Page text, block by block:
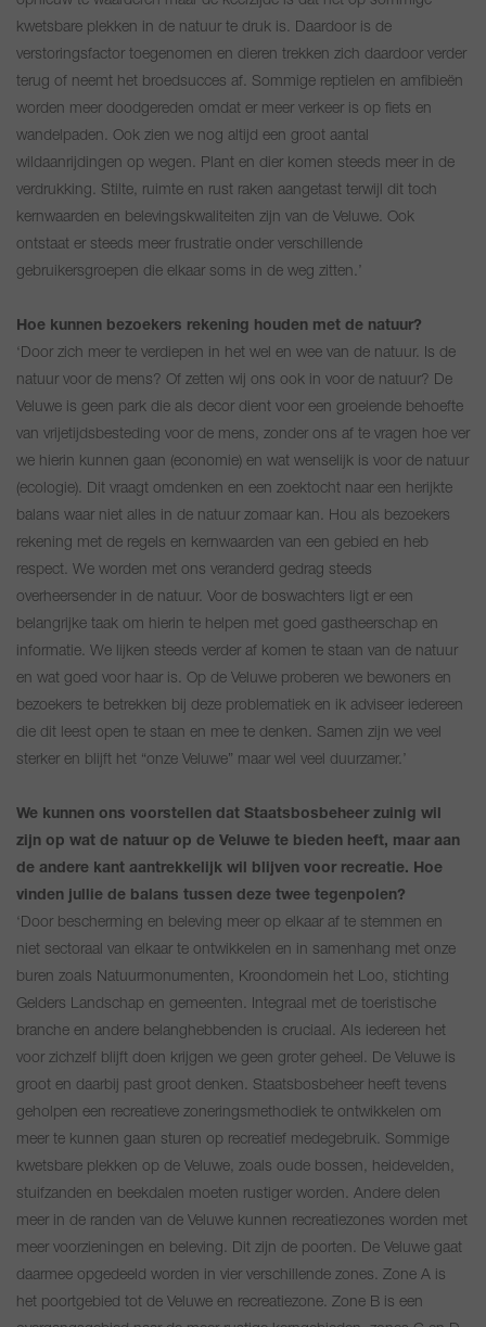
kwetsbare plekken in de natuur te druk is. Daardoor is de
verstoringsfactor toegenomen en dieren trekken zich daardoor verder
terug of neemt het broedsucces af. Sommige reptielen en amfibieën
worden meer doodgereden omdat er meer verkeer is op fiets en
wandelpaden. Ook zien we nog altijd een groot aantal
wildaanrijdingen op wegen. Plant en dier komen steeds meer in de
verdrukking. Stilte, ruimte en rust raken aangetast terwijl dit toch
kernwaarden en belevingskwaliteiten zijn van de Veluwe. Ook
ontstaat er steeds meer frustratie onder verschillende
gebruikersgroepen die elkaar soms in de weg zitten.’
Hoe kunnen bezoekers rekening houden met de natuur?
‘Door zich meer te verdiepen in het wel en wee van de natuur. Is de
natuur voor de mens? Of zetten wij ons ook in voor de natuur? De
Veluwe is geen park die als decor dient voor een groeiende behoefte
van vrijetijdsbesteding voor de mens, zonder ons af te vragen hoe ver
we hierin kunnen gaan (economie) en wat wenselijk is voor de natuur
(ecologie). Dit vraagt omdenken en een zoektocht naar een herijkte
balans waar niet alles in de natuur zomaar kan. Hou als bezoekers
rekening met de regels en kernwaarden van een gebied en heb
respect. We worden met ons veranderd gedrag steeds
overheersender in de natuur. Voor de boswachters ligt er een
belangrijke taak om hierin te helpen met goed gastheerschap en
informatie. We lijken steeds verder af komen te staan van de natuur
en wat goed voor haar is. Op de Veluwe proberen we bewoners en
bezoekers te betrekken bij deze problematiek en ik adviseer iedereen
die dit leest open te staan en mee te denken. Samen zijn we veel
sterker en blijft het “onze Veluwe” maar wel veel duurzamer.’
We kunnen ons voorstellen dat Staatsbosbeheer zuinig wil
zijn op wat de natuur op de Veluwe te bieden heeft, maar aan
de andere kant aantrekkelijk wil blijven voor recreatie. Hoe
vinden jullie de balans tussen deze twee tegenpolen?
‘Door bescherming en beleving meer op elkaar af te stemmen en
niet sectoraal van elkaar te ontwikkelen en in samenhang met onze
buren zoals Natuurmonumenten, Kroondomein het Loo, stichting
Gelders Landschap en gemeenten. Integraal met de toeristische
branche en andere belanghebbenden is cruciaal. Als iedereen het
voor zichzelf blijft doen krijgen we geen groter geheel. De Veluwe is
groot en daarbij past groot denken. Staatsbosbeheer heeft tevens
geholpen een recreatieve zoneringsmethodiek te ontwikkelen om
meer te kunnen gaan sturen op recreatief medegebruik. Sommige
kwetsbare plekken op de Veluwe, zoals oude bossen, heidevelden,
stuifzanden en beekdalen moeten rustiger worden. Andere delen
meer in de randen van de Veluwe kunnen recreatiezones worden met
meer voorzieningen en beleving. Dit zijn de poorten. De Veluwe gaat
daarmee opgedeeld worden in vier verschillende zones. Zone A is
het poortgebied tot de Veluwe en recreatiezone. Zone B is een